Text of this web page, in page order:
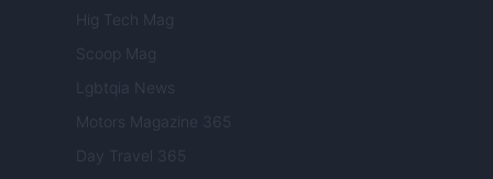
Hig Tech Mag
Scoop Mag
Lgbtqia News
Motors Magazine 365
Day Travel 365